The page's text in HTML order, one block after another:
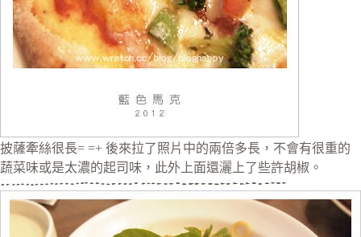
披薩牽絲很長= =+ 後來拉了照片中的兩倍多長，不會有很重的
蔬菜味或是太濃的起司味，此外上面還灑上了些許胡椒。